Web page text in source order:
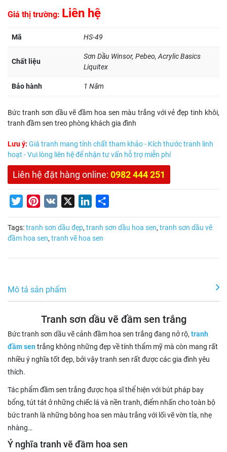
đánh giá
Giá thị trường: Liên hệ
Mã HS-49
Chất liệu
Sơn Dầu Winsor, Pebeo, Acrylic Basics
Liquitex
Bảo hành 1 Năm
Bức tranh sơn dầu vẽ đầm hoa sen màu trắng với vẻ đẹp tinh khôi,
tranh đầm sen treo phòng khách gia đình
Lưu ý: Giá tranh mang tính chất tham khảo - Kích thước tranh linh
hoạt - Vui lòng liên hệ để nhận tư vấn hỗ trợ miễn phí
Liên hệ đặt hàng online: 0982 444 251
TwitterPinterest
VK LinkedIn
Tags:tranh sơn dầu đẹp, tranh sơn dầu hoa sen, tranh sơn dầu vẽ
đầm hoa sen, tranh vẽ hoa sen
Mô tả sản phẩm
Tranh sơn dầu vẽ đầm sen trắng
Bức tranh sơn dầu vẽ cảnh đầm hoa sen trắng đang nở rộ, tranh
đầm sentrắng không những đẹp về tính thẩm mỹ mà còn mang rất
nhiều ý nghĩa tốt đẹp, bởi vậy tranh sen rất được các gia đình yêu
thích.
Tác phẩm đầm sen trắng được họa sĩ thể hiện với bút pháp bay
bổng, tút tát ở những chiếc lá và nền tranh, điểm nhấn cho toàn bộ
bức tranh là những bông hoa sen màu trắng với lối vẽ vờn tỉa, nhẹ
nhàng…
Ý nghĩa tranh vẽ đầm hoa sen